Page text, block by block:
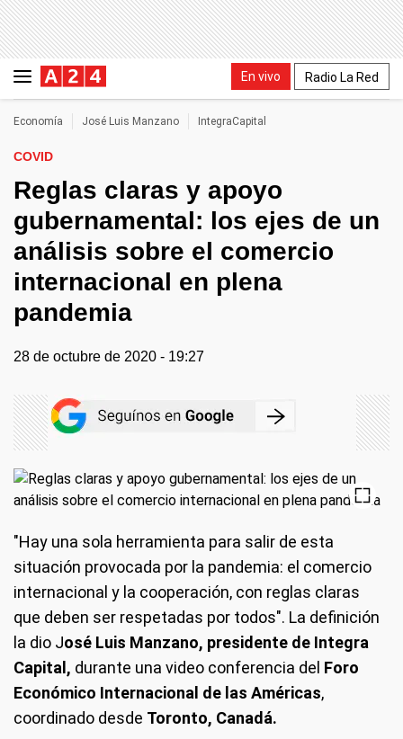
En vivo Radio La Red
Economía José Luis Manzano IntegraCapital
COVID
Reglas claras y apoyo
gubernamental: los ejes de un
análisis sobre el comercio
internacional en plena
pandemia
28 de octubre de 2020 - 19:27
"Hay una sola herramienta para salir de esta
situación provocada por la pandemia: el comercio
internacional y la cooperación, con reglas claras
que deben ser respetadas por todos". La definición
la dio José Luis Manzano, presidente de Integra
Capital, durante una video conferencia del Foro
Económico Internacional de las Américas,
coordinado desde Toronto, Canadá.